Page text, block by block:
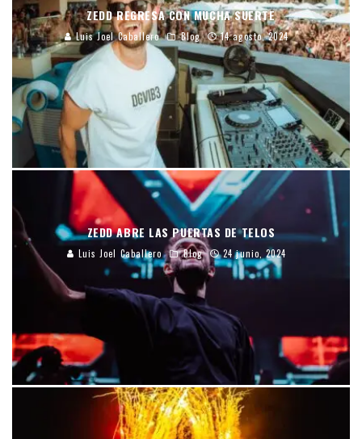
ZEDD REGRESA CON MUCHA SUERTE
Luis Joel Caballero Blog 14 agosto, 2024
ZEDD ABRE LAS PUERTAS DE TELOS
Luis Joel Caballero Blog 24 junio, 2024